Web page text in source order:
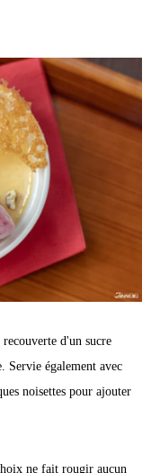
d'un sucre
Servie également avec
noisettes pour ajouter
ne fait rougir aucun